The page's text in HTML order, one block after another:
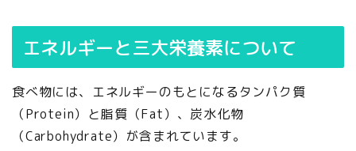
エネルギーと三大栄養素について
食べ物には、エネルギーのもとになるタンパク質
（Protein）と脂質（Fat）、炭水化物
（Carbohydrate）が含まれています。